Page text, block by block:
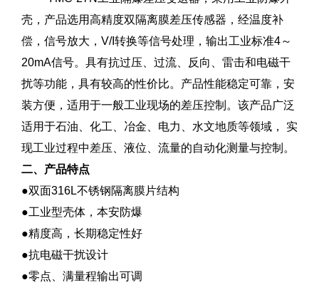
壳，产品选用高精度双隔离膜差压传感器，经温度补
偿，信号放大，V/I转换等信号处理，输出工业标准4～
20mA信号。具有抗过压、过流、反向、雷击和电磁干
扰等功能，具有较高的性价比。产品性能稳定可靠，安
装方便，适用于一般工业现场的差压控制。该产品广泛
适用于石油、化工、冶金、电力、水文地质等领域， 实
现工业过程中差压、液位、流量的自动化测量与控制。
二、产品特点
●双面316L不锈钢隔离膜片结构
●工业型壳体，本安防爆
●精度高，长期稳定性好
●抗电磁干扰设计
●零点、满量程输出可调